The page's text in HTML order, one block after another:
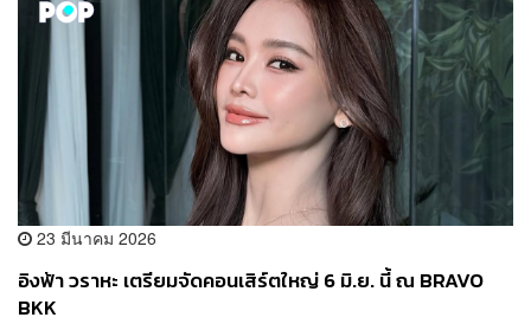
23 มีนาคม 2026
อิงฟ้า วราหะ เตรียมจัดคอนเสิร์ตใหญ่ 6 มิ.ย. นี้ ณ BRAVO
BKK